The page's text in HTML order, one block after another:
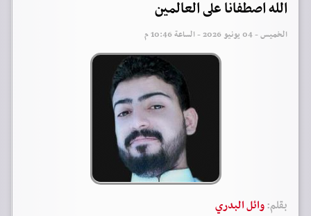
الله اصطفانا على العالمين
الخميس - 04 يونيو 2026 - الساعة 10:46 م
بقلم:وائل البدري